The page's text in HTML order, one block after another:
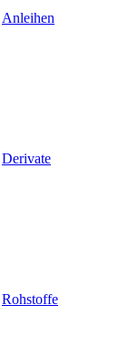
Anleihen
Derivate
Rohstoffe